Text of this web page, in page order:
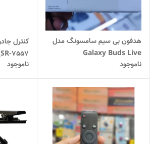
هدفون بی سیم سامسونگ مدل
Galaxy Buds Live
ناموجود
SR-7557_(دانگل دار)
ناموجود